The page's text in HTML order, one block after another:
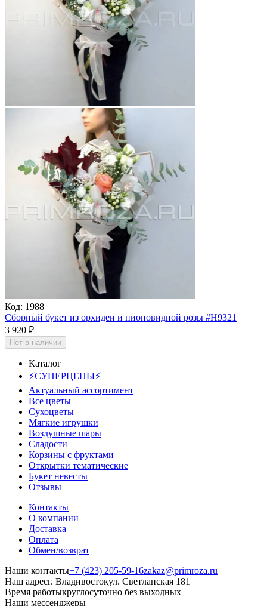
Код: 1988
Сборный букет из орхидеи и пионовидной розы #H9321
3 920 ₽
Нет в наличии
Каталог
⚡СУПЕРЦЕНЫ⚡
Актуальный ассортимент
Все цветы
Сухоцветы
Мягкие игрушки
Воздушные шары
Сладости
Корзины с фруктами
Открытки тематические
Букет невесты
Отзывы
Контакты
О компании
Доставка
Оплата
Обмен/возврат
Наши контакты+7 (423) 205-59-16zakaz@primroza.ru
Наш адресг. Владивостокул. Светланская 181
Время работыкруглосуточно без выходных
Наши мессенджеры